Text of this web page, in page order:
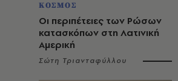
ΚΟΣΜΟΣ
Οι περιπέτειες των Ρώσων
κατασκόπων στη Λατινική
Αμερική
Σώτη Τριανταφύλλου